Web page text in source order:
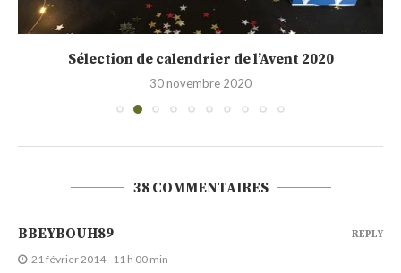
Sélection de calendrier de l’Avent 2020
30 novembre 2020
38 COMMENTAIRES
BBEYBOUH89
21 février 2014 - 11 h 00 min
REPLY